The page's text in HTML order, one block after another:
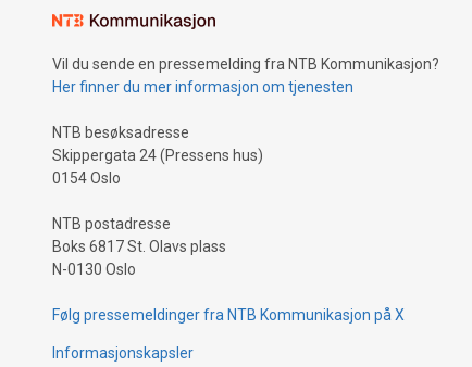
Vil du sende en pressemelding fra NTB Kommunikasjon?
Her finner du mer informasjon om tjenesten
NTB besøksadresse
Skippergata 24 (Pressens hus)
0154 Oslo
NTB postadresse
Boks 6817 St. Olavs plass
N-0130 Oslo
Følg pressemeldinger fra NTB Kommunikasjon på X
Informasjonskapsler